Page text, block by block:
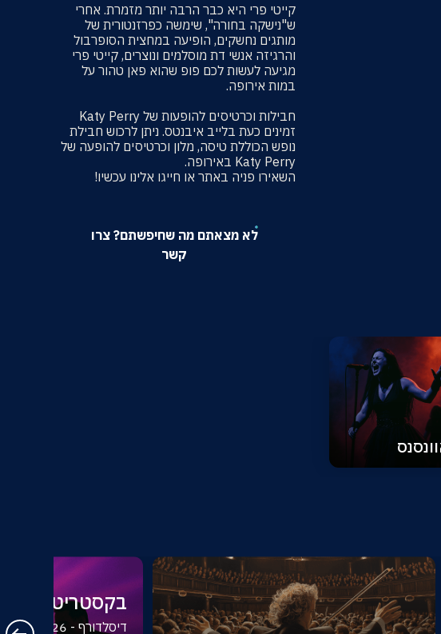
קייטי פרי היא כבר הרבה יותר מזמרת. אחרי
ש"נישקה בחורה", שימשה כפרזנטורית של
מותגים נחשקים, הופיעה במחצית הסופרבול
והרגיזה אנשי דת מוסלמים ונוצרים, קייטי פרי
מגיעה לעשות לכם פופ שהוא פאן טהור על
במות אירופה.
חבילות וכרטיסים להופעות של Katy Perry
זמינים כעת בלייב איבנטס. ניתן לרכוש חבילת
נופש הכוללת טיסה, מלון וכרטיסים להופעה של
Katy Perry באירופה.
השאירו פניה באתר או חייגו אלינו עכשיו!
לא מצאתם מה שחיפשתם? צרו
קשר
בקסטריט בויז